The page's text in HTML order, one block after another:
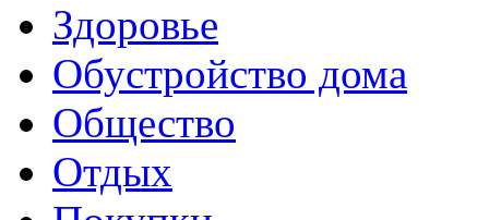
Здоровье
Обустройство дома
Общество
Отдых